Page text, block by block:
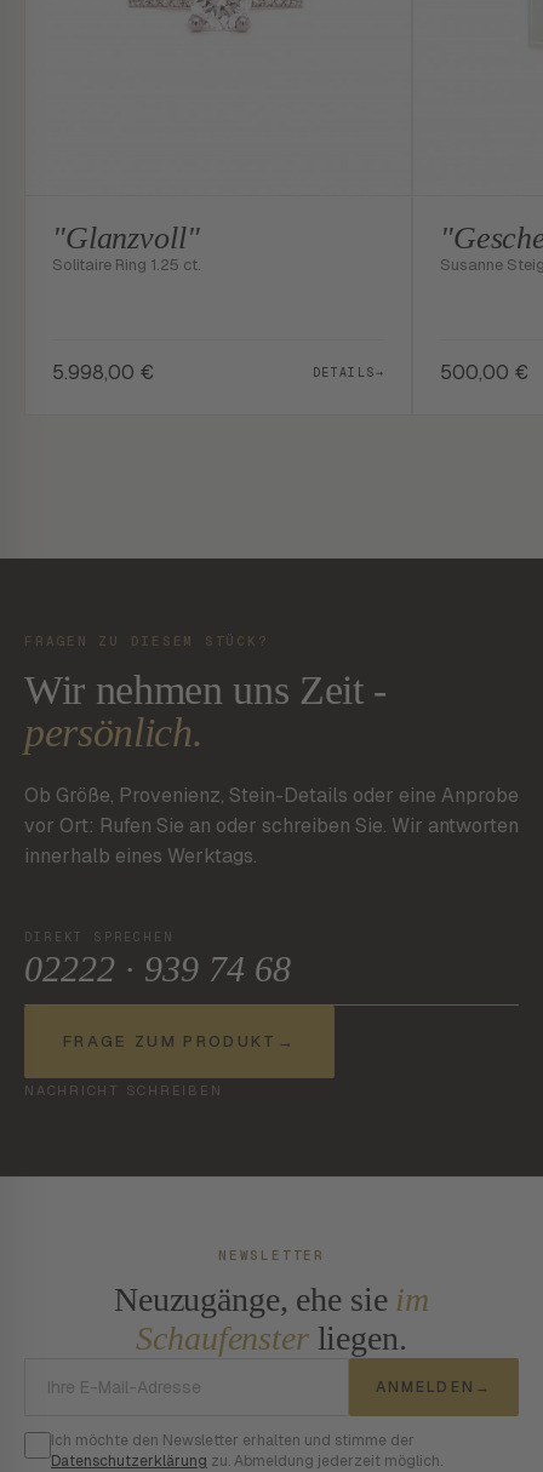
"Glanzvoll"
Solitaire Ring 1.25 ct.
5.998,00 € DETAILS→
Susanne
500,00 €
FRAGEN ZU DIESEM STÜCK?
Wir nehmen uns Zeit -
persönlich.
Ob Größe, Provenienz, Stein-Details oder eine Anprobe
vor Ort: Rufen Sie an oder schreiben Sie. Wir antworten
innerhalb eines Werktags.
DIREKT SPRECHEN
02222 · 939 74 68
FRAGE ZUM PRODUKT →
NACHRICHT SCHREIBEN
NEWSLETTER
Neuzugänge, ehe sie im
Schaufensterliegen.
ANMELDEN →
Ich möchte den Newsletter erhalten und stimme der
Datenschutzerklärung zu. Abmeldung jederzeit möglich.